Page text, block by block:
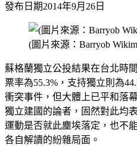
發布日期2014年9月26日
(圖片來源：Barryob
蘇格蘭獨立公投結果在台北時
票率為55.3%，支持獨立則為
衝突事件，但大體上已平和落
獨立建國的論者，固然對此均
運動是否就此塵埃落定，也不
各自解讀的紛雜局面。